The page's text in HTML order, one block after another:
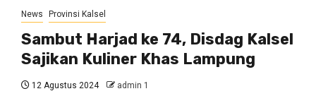
News Provinsi Kalsel
Sambut Harjad ke 74, Disdag Kalsel
Sajikan Kuliner Khas Lampung
12 Agustus 2024 admin 1